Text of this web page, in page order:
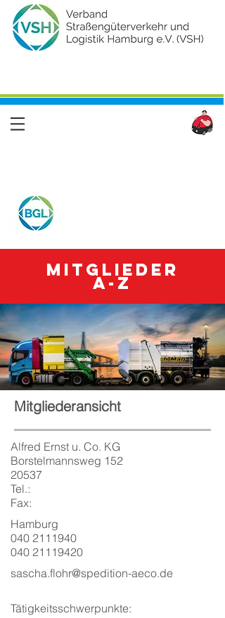
Mitglieder
A-Z
Mitgliederansicht
Alfred Ernst u. Co. KG
Borstelmannsweg 152
20537
Tel.:
Fax:
Hamburg
040 2111940
040 21119420
sascha.flohr@spedition-aeco.de
Tätigkeitsschwerpunkte: